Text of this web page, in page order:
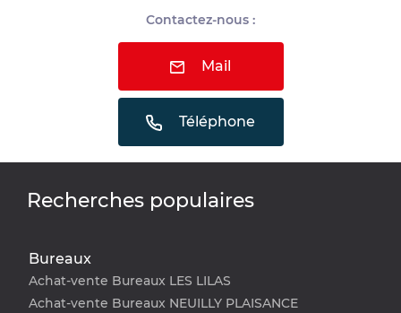
Contactez-nous :
Mail
Téléphone
Recherches populaires
Bureaux
Achat-vente Bureaux LES LILAS
Achat-vente Bureaux NEUILLY PLAISANCE